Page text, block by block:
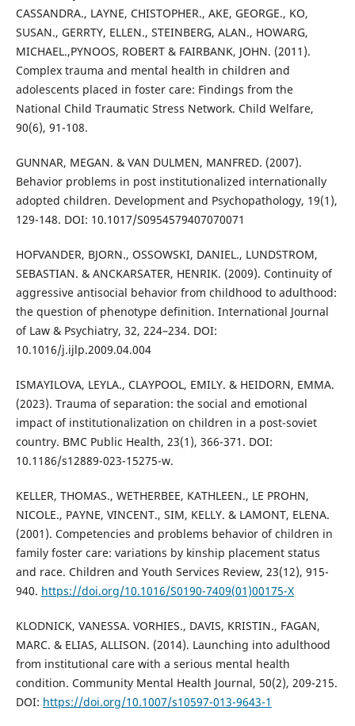
CASSANDRA., LAYNE, CHISTOPHER., AKE, GEORGE., KO,
SUSAN., GERRTY, ELLEN., STEINBERG, ALAN., HOWARG,
MICHAEL.,PYNOOS, ROBERT & FAIRBANK, JOHN. (2011).
Complex trauma and mental health in children and
adolescents placed in foster care: Findings from the
National Child Traumatic Stress Network. Child Welfare,
90(6), 91-108.
GUNNAR, MEGAN. & VAN DULMEN, MANFRED. (2007).
Behavior problems in post institutionalized internationally
adopted children. Development and Psychopathology, 19(1),
129-148. DOI: 10.1017/S0954579407070071
HOFVANDER, BJORN., OSSOWSKI, DANIEL., LUNDSTROM,
SEBASTIAN. & ANCKARSATER, HENRIK. (2009). Continuity of
aggressive antisocial behavior from childhood to adulthood:
the question of phenotype definition. International Journal
of Law & Psychiatry, 32, 224–234. DOI:
10.1016/j.ijlp.2009.04.004
ISMAYILOVA, LEYLA., CLAYPOOL, EMILY. & HEIDORN, EMMA.
(2023). Trauma of separation: the social and emotional
impact of institutionalization on children in a post-soviet
country. BMC Public Health, 23(1), 366-371. DOI:
10.1186/s12889-023-15275-w.
KELLER, THOMAS., WETHERBEE, KATHLEEN., LE PROHN,
NICOLE., PAYNE, VINCENT., SIM, KELLY. & LAMONT, ELENA.
(2001). Competencies and problems behavior of children in
family foster care: variations by kinship placement status
and race. Children and Youth Services Review, 23(12), 915-
940. https://doi.org/10.1016/S0190-7409(01)00175-X
KLODNICK, VANESSA. VORHIES., DAVIS, KRISTIN., FAGAN,
MARC. & ELIAS, ALLISON. (2014). Launching into adulthood
from institutional care with a serious mental health
condition. Community Mental Health Journal, 50(2), 209-215.
DOI: https://doi.org/10.1007/s10597-013-9643-1